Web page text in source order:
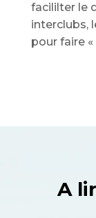
facililter le
interclubs,
pour faire
A